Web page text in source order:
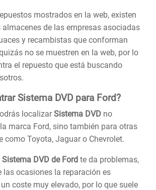
mostrados en la web, existen
almacenes de las empresas asociadas
y recambistas que conforman
no se muestren en la web, por lo
el repuesto que está buscando
Sistema DVD para Ford?
localizarSistema DVD no
marca Ford, sino también para otras
como Toyota, Jaguar o Chevrolet.
Sistema DVD de Ford te da problemas,
las ocasiones la reparación es
coste muy elevado, por lo que suele